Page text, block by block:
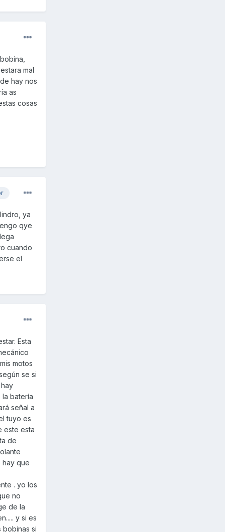
mal
hay nos
as
cosas
ya
qye
cuando
el
Esta
motos
se si
batería
señal a
tuyo es
este esta
de
hay que
. yo los
no
de la
y si es
bobinas si